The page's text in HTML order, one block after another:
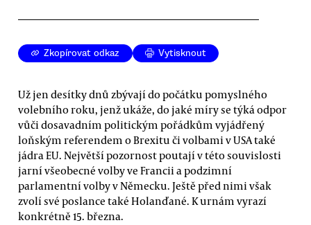
Zkopírovat odkaz Vytisknout
Už jen desítky dnů zbývají do počátku pomyslného
volebního roku, jenž ukáže, do jaké míry se týká odpor
vůči dosavadním politickým pořádkům vyjádřený
loňským referendem o Brexitu či volbami v USA také
jádra EU. Největší pozornost poutají v této souvislosti
jarní všeobecné volby ve Francii a podzimní
parlamentní volby v Německu. Ještě před nimi však
zvolí své poslance také Holanďané. K urnám vyrazí
konkrétně 15. března.